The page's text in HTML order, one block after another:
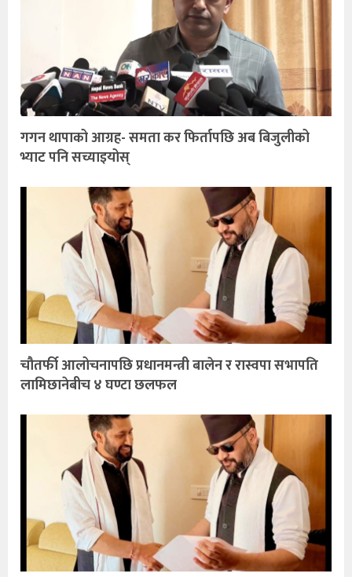
गगन थापाको आग्रह- समता कर फिर्तापछि अब बिजुलीको
भ्याट पनि सच्याइयोस्
चौतर्फी आलोचनापछि प्रधानमन्त्री बालेन र रास्वपा सभापति
लामिछानेबीच ४ घण्टा छलफल